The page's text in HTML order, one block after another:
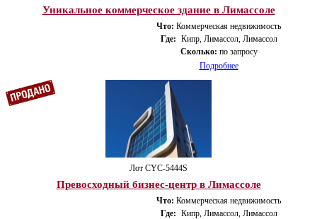
Уникальное коммерческое здание в Лимассоле
Что: Коммерческая недвижимость
Где: Кипр, Лимассол, Лимассол
Сколько: по запросу
Подробнее
Лот CYС-5444S
Превосходный бизнес-центр в Лимассоле
Что: Коммерческая недвижимость
Где: Кипр, Лимассол, Лимассол